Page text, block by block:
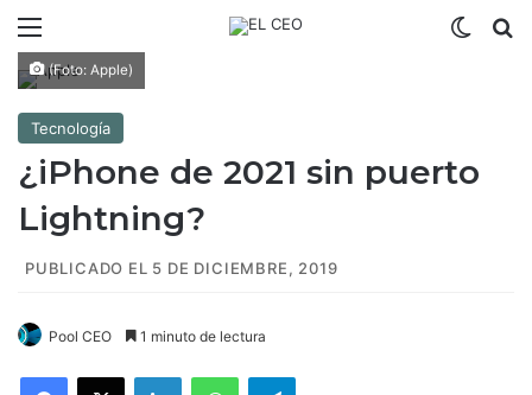
(Foto: Apple)
Tecnología
¿iPhone de 2021 sin puerto
Lightning?
PUBLICADO EL 5 DE DICIEMBRE, 2019
Pool CEO 1 minuto de lectura